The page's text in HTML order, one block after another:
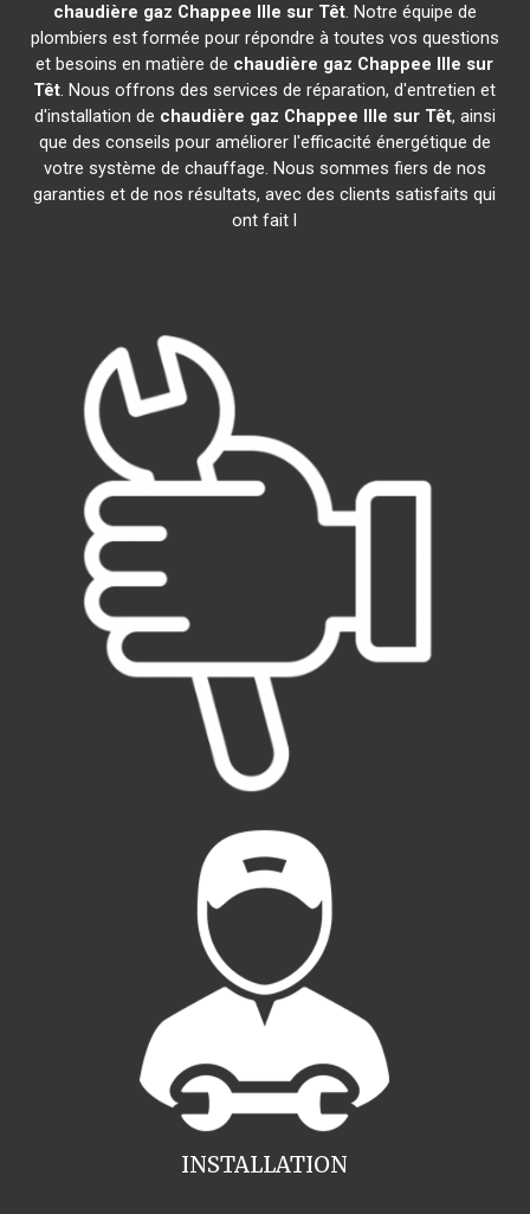
chaudière gaz Chappee Ille sur Têt. Notre équipe de
plombiers est formée pour répondre à toutes vos questions
et besoins en matière de chaudière gaz Chappee Ille sur
Têt. Nous offrons des services de réparation, d'entretien et
d'installation de chaudière gaz Chappee Ille sur Têt, ainsi
que des conseils pour améliorer l'efficacité énergétique de
votre système de chauffage. Nous sommes fiers de nos
garanties et de nos résultats, avec des clients satisfaits qui
ont fait l
INSTALLATION